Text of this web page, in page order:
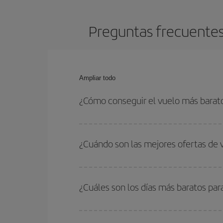
Preguntas
Ampliar todo
¿Cómo conseguir el vuelo más
con las fechas y horarios de ida y vuelta.
¿Cuándo son las mejores ofertas de
periodos de vacaciones escolares son
precios encontrarás.
¿Cuáles son los días más baratos